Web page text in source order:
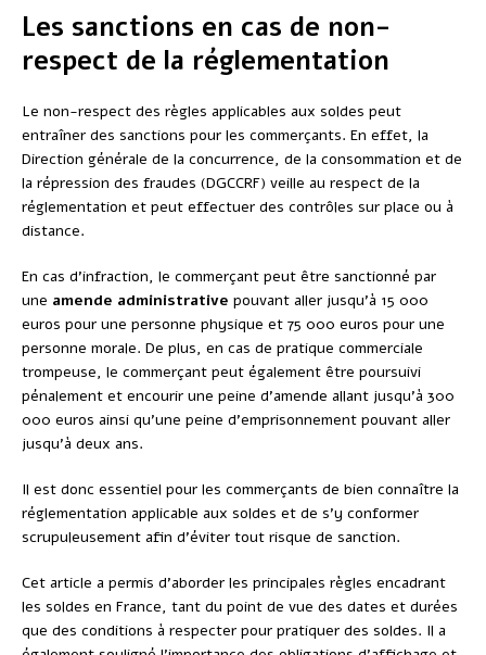
Les sanctions en cas de non-
respect de la réglementation
Le non-respect des règles applicables aux soldes peut
entraîner des sanctions pour les commerçants. En effet, la
Direction générale de la concurrence, de la consommation et de
la répression des fraudes (DGCCRF) veille au respect de la
réglementation et peut effectuer des contrôles sur place ou à
distance.
En cas d’infraction, le commerçant peut être sanctionné par
une amende administrative pouvant aller jusqu’à 15 000
euros pour une personne physique et 75 000 euros pour une
personne morale. De plus, en cas de pratique commerciale
trompeuse, le commerçant peut également être poursuivi
pénalement et encourir une peine d’amende allant jusqu’à 300
000 euros ainsi qu’une peine d’emprisonnement pouvant aller
jusqu’à deux ans.
Il est donc essentiel pour les commerçants de bien connaître la
réglementation applicable aux soldes et de s’y conformer
scrupuleusement afin d’éviter tout risque de sanction.
Cet article a permis d’aborder les principales règles encadrant
les soldes en France, tant du point de vue des dates et durées
que des conditions à respecter pour pratiquer des soldes. Il a